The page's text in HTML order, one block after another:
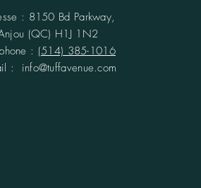
: 8150 Bd Parkway,
(QC) H1J 1N2
: (514) 385-1016
: info@tuffavenue.com